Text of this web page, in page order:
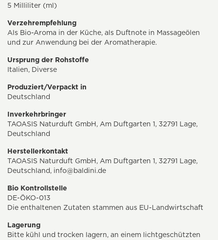
5 Milliliter (ml)
Verzehrempfehlung
Als Bio-Aroma in der Küche, als Duftnote in Massageölen
und zur Anwendung bei der Aromatherapie.
Ursprung der Rohstoffe
Italien, Diverse
Produziert/Verpackt in
Deutschland
Inverkehrbringer
TAOASIS Naturduft GmbH, Am Duftgarten 1, 32791 Lage,
Deutschland
Herstellerkontakt
TAOASIS Naturduft GmbH, Am Duftgarten 1, 32791 Lage,
Deutschland, info@baldini.de
Bio Kontrollstelle
DE-ÖKO-013
Die enthaltenen Zutaten stammen aus EU-Landwirtschaft
Lagerung
Bitte kühl und trocken lagern, an einem lichtgeschützten